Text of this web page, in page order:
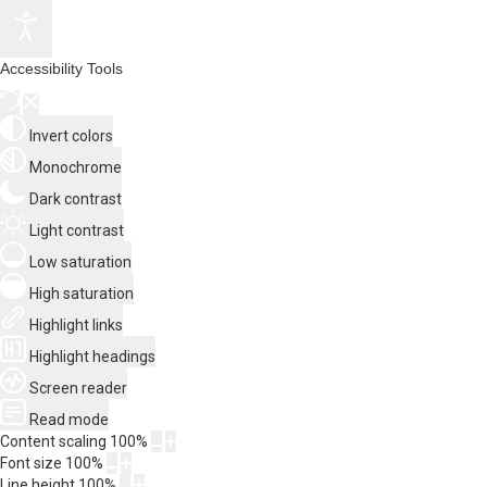
Accessibility Tools
Invert colors
Monochrome
Dark contrast
Light contrast
Low saturation
High saturation
Highlight links
Highlight headings
Screen reader
Read mode
Content scaling 100%
Font size 100%